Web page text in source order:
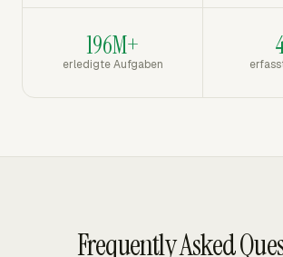
196M+
erledigte Aufgaben
Frequently Asked